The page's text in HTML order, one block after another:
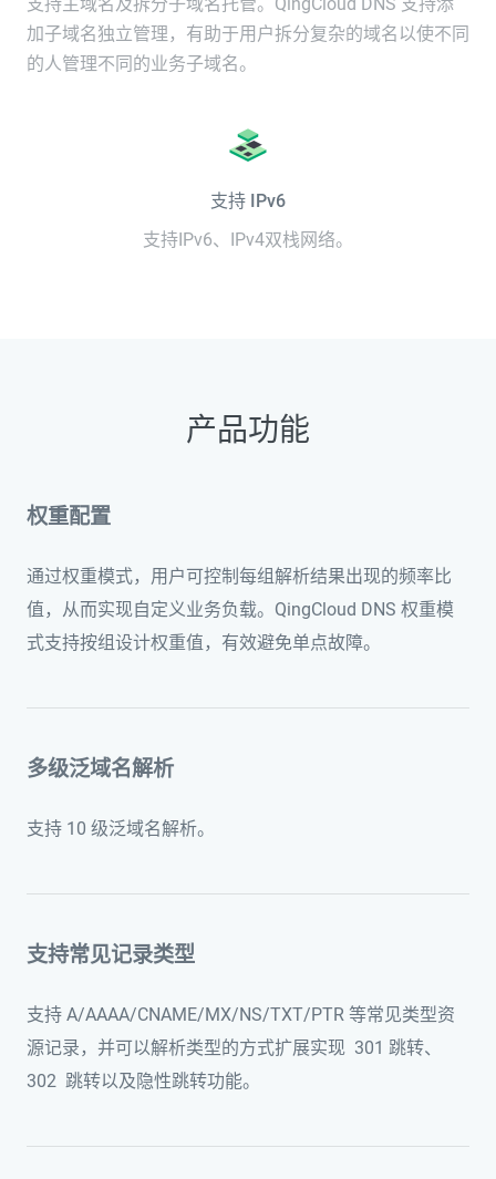
加子域名独立管理，有助于用户拆分复杂的域名以使不同
的人管理不同的业务子域名。
支持 IPv6
支持IPv6、IPv4双栈网络。
产品功能
权重配置
通过权重模式，用户可控制每组解析结果出现的频率比
值，从而实现自定义业务负载。QingCloud DNS 权重模
式支持按组设计权重值，有效避免单点故障。
多级泛域名解析
支持 10 级泛域名解析。
支持常见记录类型
支持 A/AAAA/CNAME/MX/NS/TXT/PTR 等常见类型资
源记录，并可以解析类型的方式扩展实现 301 跳转、
302 跳转以及隐性跳转功能。